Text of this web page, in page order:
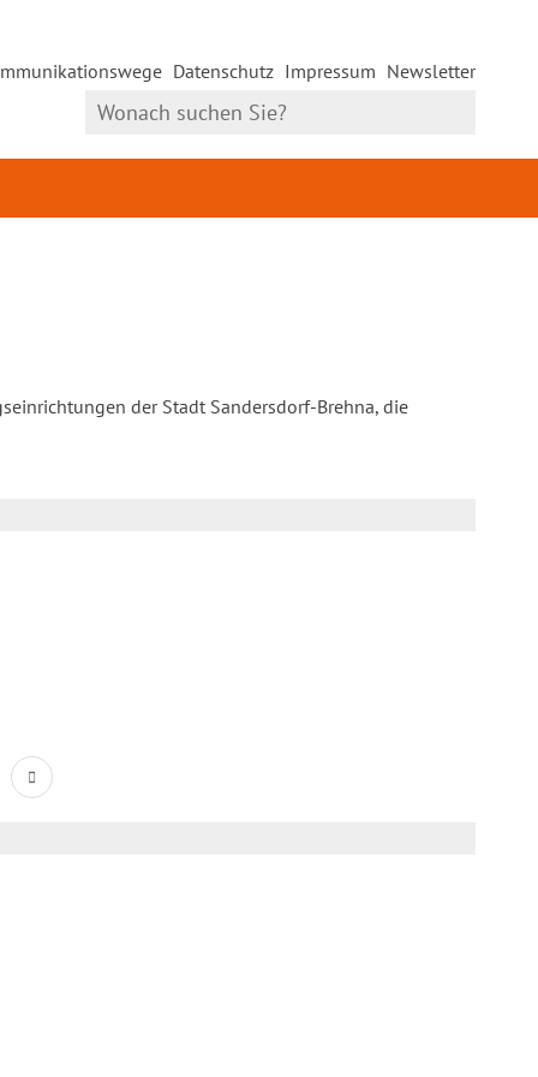
Datenschutz Impressum Newsletter
der Stadt Sandersdorf-Brehna, die